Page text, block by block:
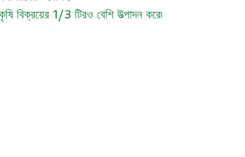
বিক্রয়ের 1/3 টিরও বেশি উত্পাদন করে৷